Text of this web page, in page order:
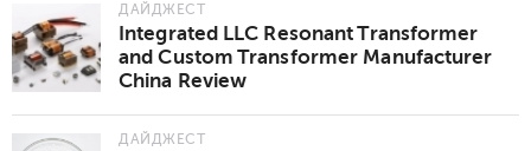
ДАЙДЖЕСТ
Integrated LLC Resonant Transformer
and Custom Transformer Manufacturer
China Review
ДАЙДЖЕСТ